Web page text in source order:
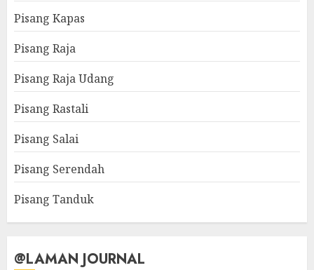
Pisang Kapas
Pisang Raja
Pisang Raja Udang
Pisang Rastali
Pisang Salai
Pisang Serendah
Pisang Tanduk
@LAMAN JOURNAL